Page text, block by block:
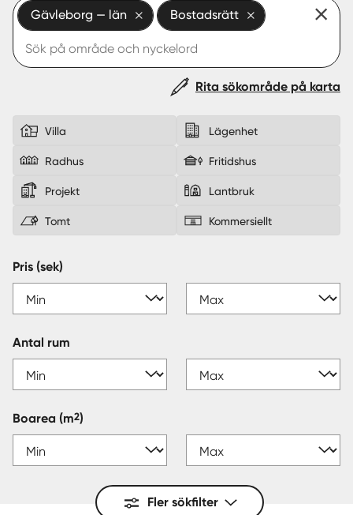
Start
Logga in
Gävleborg — län Bostadsrätt
Rita sökområde på karta
Villa Lägenhet
Radhus Fritidshus
Projekt Lantbruk
Tomt Kommersiellt
Pris (sek)
Antal rum
Boarea (m2)
Fler sökfilter